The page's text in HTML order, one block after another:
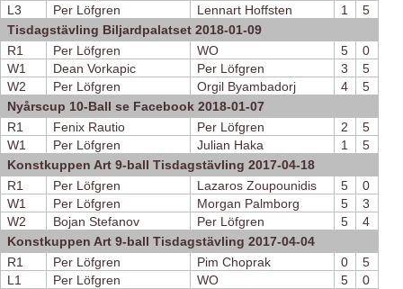
L3
Per Löfgren Lennart Hoffsten 1
5
Tisdagstävling Biljardpalatset 2018-01-09
R1
Per Löfgren WO 5
0
W1
Dean Vorkapic Per Löfgren 3
5
W2
Per Löfgren Orgil Byambadorj 4
5
Nyårscup 10-Ball se Facebook 2018-01-07
R1
Fenix Rautio Per Löfgren 2
5
W1
Per Löfgren Julian Haka 1
5
Konstkuppen Art 9-ball Tisdagstävling 2017-04-18
R1
Per Löfgren Lazaros Zoupounidis 5
0
W1
Per Löfgren Morgan Palmborg 5
3
W2
Bojan Stefanov Per Löfgren 5
4
Konstkuppen Art 9-ball Tisdagstävling 2017-04-04
R1
Per Löfgren Pim Choprak 0
5
L1
Per Löfgren WO 5
0